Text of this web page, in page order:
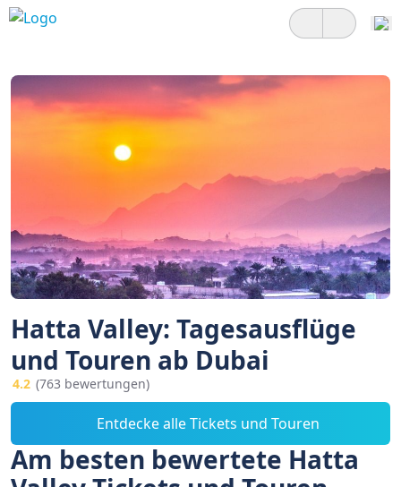
Hatta Valley: Tagesausflüge
und Touren ab Dubai
4.2 (763 bewertungen)
Entdecke alle Tickets und Touren
Am besten bewertete Hatta